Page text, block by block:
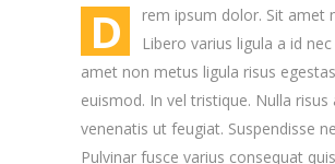
D
rem ipsum dolor. Sit amet
Libero varius ligula a id
amet non metus ligula risus
euismod. In vel tristique. Nulla risus
venenatis ut feugiat. Suspendisse
Pulvinar fusce varius consequat